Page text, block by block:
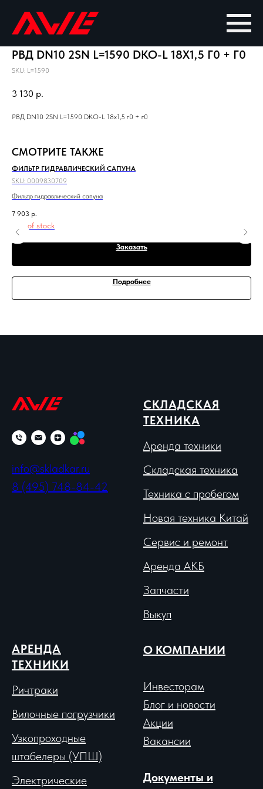
РВД DN10 2SN L=1590 DKO-L 18X1,5 Г0 + Г0
SKU: L=1590
3 130 р.
РВД DN10 2SN L=1590 DKO-L 18x1,5 г0 + г0
СМОТРИТЕ ТАКЖЕ
ФИЛЬТР ГИДРАВЛИЧЕСКИЙ САПУНА
SKU: 0009830709
Фильтр гидравлический сапуна
7 903 р.
Out of stock
Заказать
Подробнее
info@skladkar.ru
8 (495) 748-84-42
СКЛАДСКАЯ
ТЕХНИКА
Аренда техники
Складская техника
Техника с пробегом
Новая техника Китай
Сервис и ремонт
Аренда АКБ
Запчасти
Выкуп
АРЕНДА
ТЕХНИКИ
Ричтраки
Вилочные погрузчики
Узкопроходные
штабелеры (УПШ)
Электрические
О КОМПАНИИ
Инвесторам
Блог и новости
Акции
Вакансии
Документы и